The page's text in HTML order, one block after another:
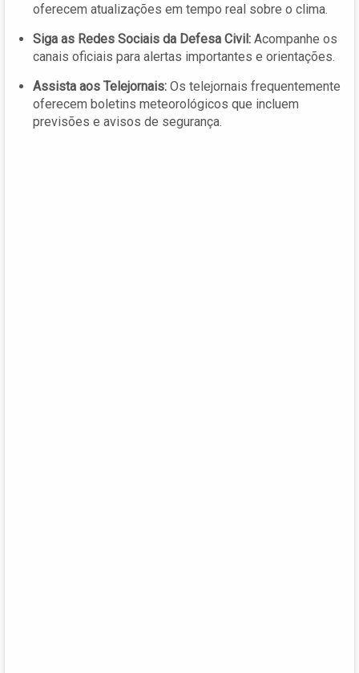
oferecem atualizações em tempo real sobre o clima.
Siga as Redes Sociais da Defesa Civil: Acompanhe os
canais oficiais para alertas importantes e orientações.
Assista aos Telejornais: Os telejornais frequentemente
oferecem boletins meteorológicos que incluem
previsões e avisos de segurança.